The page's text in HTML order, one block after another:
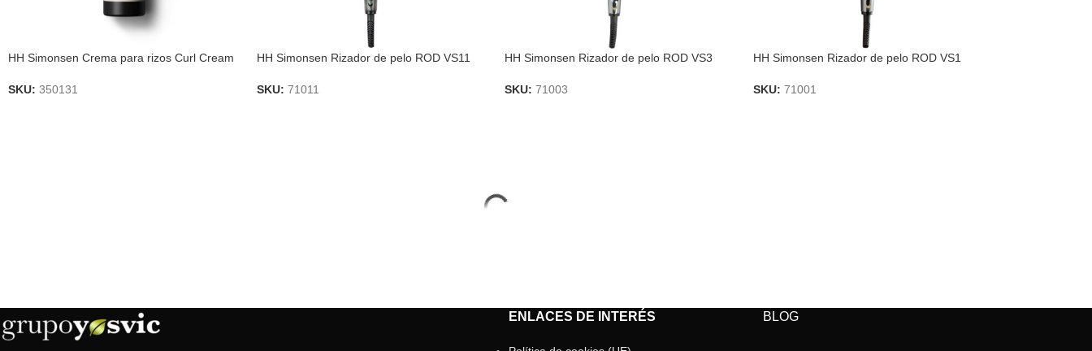
HH Simonsen Crema para rizos Curl Cream
SKU: 350131
HH Simonsen Rizador de pelo ROD VS11
SKU: 71011
HH Simonsen Rizador de pelo ROD VS3
SKU: 71003
HH Simonsen Rizador de pelo ROD VS1
SKU: 71001
ENLACES DE INTERÉS BLOG